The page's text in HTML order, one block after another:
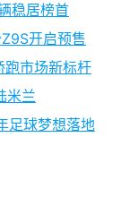
稳居榜首
开启预售
市场新标杆
米兰
足球梦想落地